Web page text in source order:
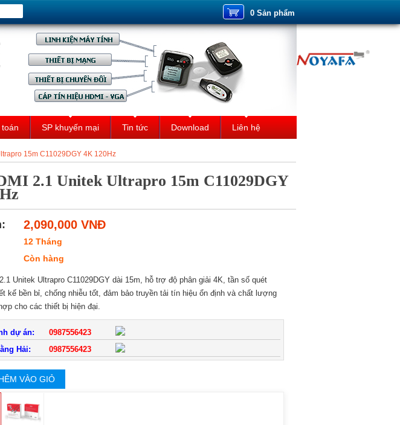
0 Sản phẩm
SP khuyến mại Tin tức Download Liên hệ
15m C11029DGY 4K 120Hz
2.1 Unitek Ultrapro 15m C11029DGY
2,090,000 VNĐ
12 Tháng
Còn hàng
Unitek Ultrapro C11029DGY dài 15m, hỗ trợ độ phân giải 4K, tần số quét
kế bền bỉ, chống nhiễu tốt, đảm bảo truyền tải tín hiệu ổn định và chất lượng
cho các thiết bị hiện đại.
dự án:
0987556423
Hải:
0987556423
VÀO GIỎ